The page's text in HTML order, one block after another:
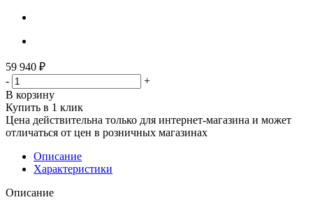
59 940 ₽
-
+
В корзину
Купить в 1 клик
Цена действительна только для интернет-магазина и может
отличаться от цен в розничных магазинах
Описание
Характеристики
Описание